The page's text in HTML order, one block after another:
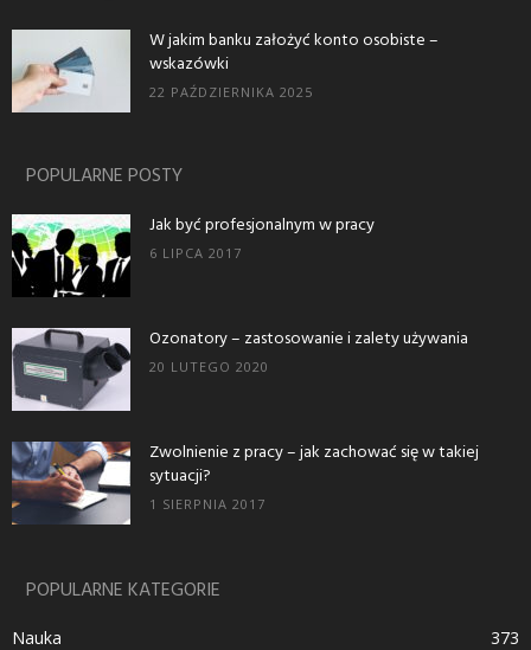
W jakim banku założyć konto osobiste –
wskazówki
22 PAŹDZIERNIKA 2025
POPULARNE POSTY
Jak być profesjonalnym w pracy
6 LIPCA 2017
Ozonatory – zastosowanie i zalety używania
20 LUTEGO 2020
Zwolnienie z pracy – jak zachować się w takiej
sytuacji?
1 SIERPNIA 2017
POPULARNE KATEGORIE
Nauka
373